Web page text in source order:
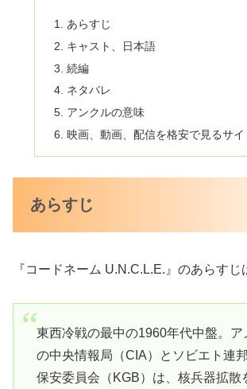
あらすじ
キャスト、日本語
続編
ネタバレ
アンクルの意味
映画、動画、配信を格安で見るサイ
あらすじ
『コードネーム U.N.C.L.E.』のあらすじ
東西冷戦の最中の1960年代中盤。ア
の中央情報局（CIA）とソビエト連
保安委員会（KGB）は、核兵器拡散